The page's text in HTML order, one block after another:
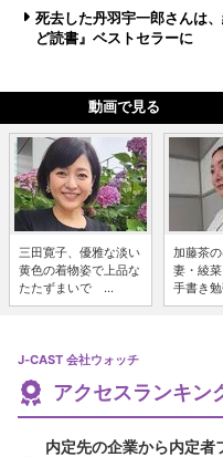
死去した丹羽宇一郎さんは
ど読書』ベストセラーに
動画で見る
三田寛子、優雅な淡い
黄色の着物姿で上品な
たたずまいで ...
加藤茶
妻・綾菜
手書き
J-CAST 会社ウォッチ
アクセスランキン
内定先の企業から内定者